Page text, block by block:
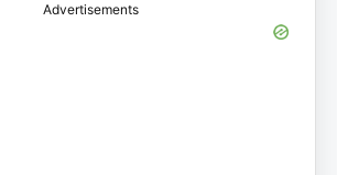
Advertisements